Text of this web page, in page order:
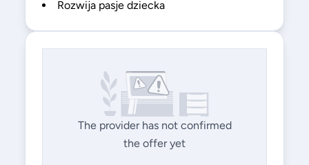
Rozwija pasje dziecka
The provider has not confirmed
the offer yet